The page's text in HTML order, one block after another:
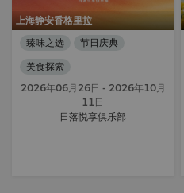
上海静安香格里拉
臻味之选
节日庆典
美食探索
2026年06月26日 - 2026年10月
11日
日落悦享俱乐部